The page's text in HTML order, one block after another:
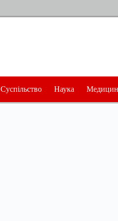
Суспільство Наука